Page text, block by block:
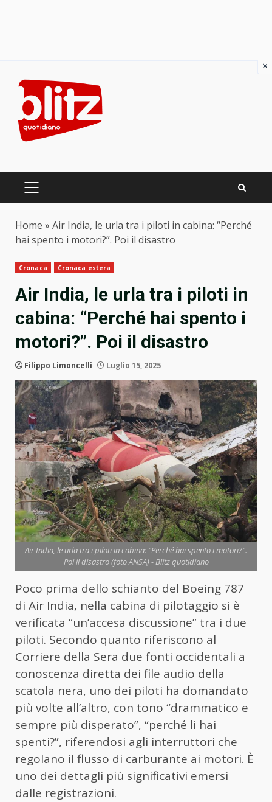
content
PRIMARY
Home » Air India, le urla tra i piloti in cabina: “Perché
hai spento i motori?”. Poi il disastro
Cronaca Cronaca estera
Air India, le urla tra i piloti in
cabina: “Perché hai spento i
motori?”. Poi il disastro
Filippo Limoncelli Luglio 15, 2025
Air India, le urla tra i piloti in cabina: "Perché hai spento i motori?".
Poi il disastro (foto ANSA) - Blitz quotidiano
Poco prima dello schianto del Boeing 787
di Air India, nella cabina di pilotaggio si è
verificata “un’accesa discussione” tra i due
piloti. Secondo quanto riferiscono al
Corriere della Sera due fonti occidentali a
conoscenza diretta dei file audio della
scatola nera, uno dei piloti ha domandato
più volte all’altro, con tono “drammatico e
sempre più disperato”, “perché li hai
spenti?”, riferendosi agli interruttori che
regolano il flusso di carburante ai motori. È
uno dei dettagli più significativi emersi
dalle registrazioni.
×